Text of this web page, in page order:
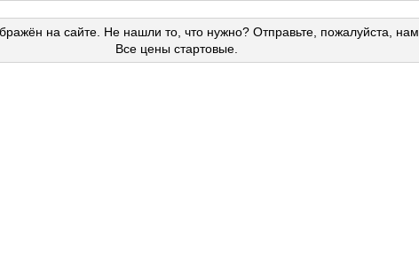
на сайте. Не нашли то, что нужно? Отправьте, пожалуйста, нам
Все цены стартовые.